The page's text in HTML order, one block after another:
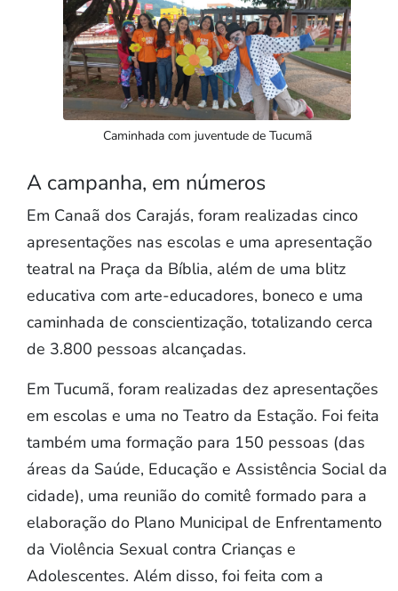
Caminhada com juventude de Tucumã
A campanha, em números
Em Canaã dos Carajás, foram realizadas cinco
apresentações nas escolas e uma apresentação
teatral na Praça da Bíblia, além de uma blitz
educativa com arte-educadores, boneco e uma
caminhada de conscientização, totalizando cerca
de 3.800 pessoas alcançadas.
Em Tucumã, foram realizadas dez apresentações
em escolas e uma no Teatro da Estação. Foi feita
também uma formação para 150 pessoas (das
áreas da Saúde, Educação e Assistência Social da
cidade), uma reunião do comitê formado para a
elaboração do Plano Municipal de Enfrentamento
da Violência Sexual contra Crianças e
Adolescentes. Além disso, foi feita com a